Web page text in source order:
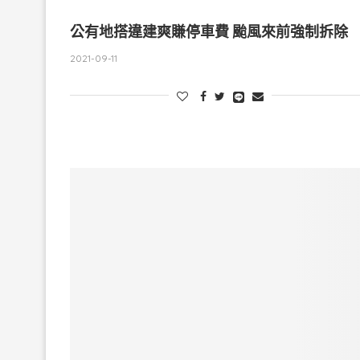
公有地搭違建爽賺停車費 颱風來前強制拆除
2021-09-11